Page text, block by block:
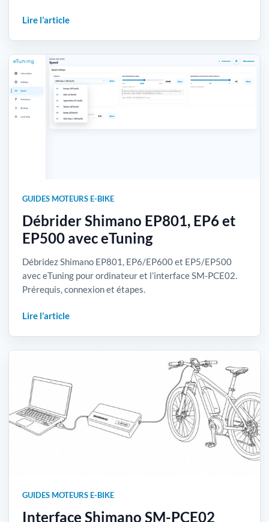
Lire l’article
GUIDES MOTEURS E-BIKE
Débrider Shimano EP801, EP6 et
EP500 avec eTuning
Débridez Shimano EP801, EP6/EP600 et EP5/EP500
avec eTuning pour ordinateur et l’interface SM-PCE02.
Prérequis, connexion et étapes.
Lire l’article
GUIDES MOTEURS E-BIKE
Interface Shimano SM-PCE02